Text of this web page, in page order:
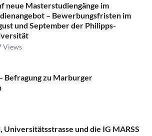
neue Masterstudiengänge im
– Bewerbungsfristen im
und September der Philipps-
Views
Befragung zu Marburger
und die IG MARSS